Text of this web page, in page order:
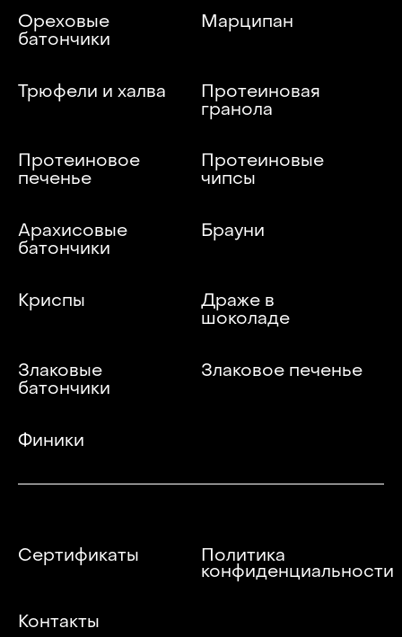
Ореховые
батончики
Марципан
Трюфели и халва
Протеиновая
гранола
Протеиновое
печенье
Протеиновые
чипсы
Арахисовые
батончики
Брауни
Криспы
Драже в
шоколаде
Злаковые
батончики
Злаковое печенье
Финики
Сертификаты Политика
конфиденциальности
Контакты